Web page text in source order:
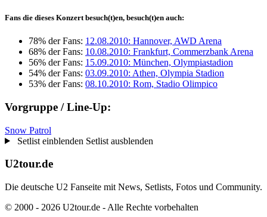
Fans die dieses Konzert besuch(t)en, besuch(t)en auch:
78% der Fans: 12.08.2010: Hannover, AWD Arena
68% der Fans: 10.08.2010: Frankfurt, Commerzbank Arena
56% der Fans: 15.09.2010: München, Olympiastadion
54% der Fans: 03.09.2010: Athen, Olympia Stadion
53% der Fans: 08.10.2010: Rom, Stadio Olimpico
Vorgruppe / Line-Up:
Snow Patrol
Setlist einblenden Setlist ausblenden
U2tour.de
Die deutsche U2 Fanseite mit News, Setlists, Fotos und Community.
© 2000 - 2026 U2tour.de - Alle Rechte vorbehalten